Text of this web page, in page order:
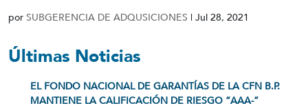
por SUBGERENCIA DE ADQUSICIONES | Jul 28, 2021
Últimas Noticias
EL FONDO NACIONAL DE GARANTÍAS DE LA CFN B.P.
MANTIENE LA CALIFICACIÓN DE RIESGO “AAA-”